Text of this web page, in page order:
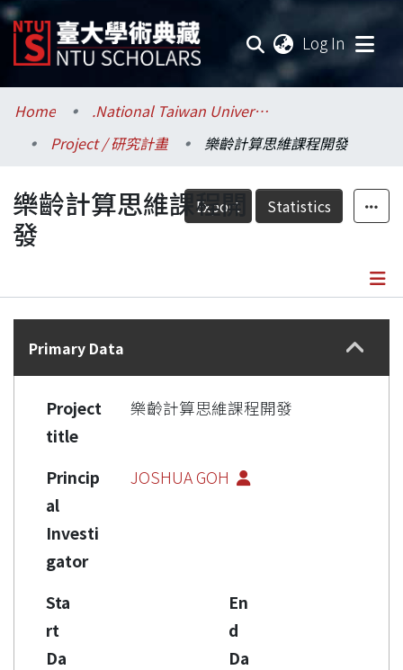
Log In
Communities & Collections
Research Outputs
Fundings & Projects
Researchers
Statistics
Home
.National Taiwan University / 國立臺灣大學
Project / 研究計畫
樂齡計算思維課程開發
Export Statistics
樂齡計算思維課程開
發
Details
Primary Data
Project
title
樂齡計算思維課程開發
Princip
al
Investi
gator
JOSHUA GOH
Sta
rt
Da
En
d
Da